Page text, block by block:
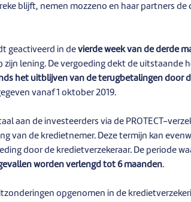
blijft, nemen mozzeno en haar partners
geactiveerd in de vierde week van de derde
lening. De vergoeding dekt de uitstaande
het uitblijven van de terugbetalingen door
vanaf 1 oktober 2019.
aan de investeerders via de PROTECT-
van de kredietnemer. Deze termijn kan
door de kredietverzekeraar. De periode
worden verlengd tot 6 maanden.
opgenomen in de